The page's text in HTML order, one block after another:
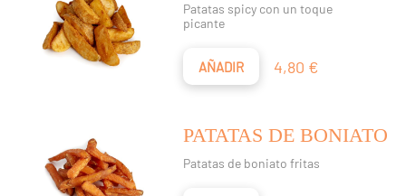
Patatas spicy con un toque
picante
AÑADIR Precio
4,80 €
PATATAS DE BONIATO
Patatas de boniato fritas